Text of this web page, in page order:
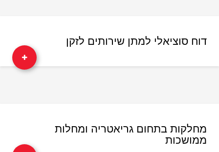
דוח סוציאלי למתן שירותים לזקן
מחלקות בתחום גריאטריה ומחלות
ממושכות